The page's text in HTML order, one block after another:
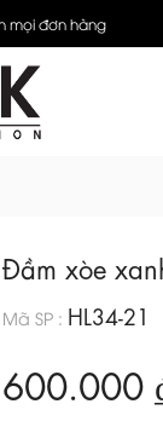
mọi đơn hàng
Đầm xòe
Mã SP : HL34-21
600.000